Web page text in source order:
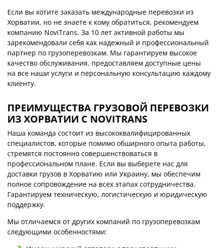
Если вы хотите заказать международные перевозки из
Хорватии, но не знаете к кому обратиться, рекомендуем
компанию NoviTrans. За 10 лет активной работы мы
зарекомендовали себя как надежный и профессиональный
партнер по грузоперевозкам. Мы гарантируем высокое
качество обслуживания, предоставляем доступные цены
на все наши услуги и персональную консультацию каждому
клиенту.
ПРЕИМУЩЕСТВА ГРУЗОВОЙ ПЕРЕВОЗКИ
ИЗ ХОРВАТИИ С NOVITRANS
Наша команда состоит из высококвалифицированных
специалистов, которые помимо обширного опыта работы,
стремятся постоянно совершенствоваться в
профессиональном плане. Если вы выберете нас для
доставки грузов в Хорватию или Украину, мы обеспечим
полное сопровождение на всех этапах сотрудничества.
Гарантируем техническую, логистическую и юридическую
поддержку.
Мы отличаемся от других компаний по грузоперевозкам
следующими особенностями: